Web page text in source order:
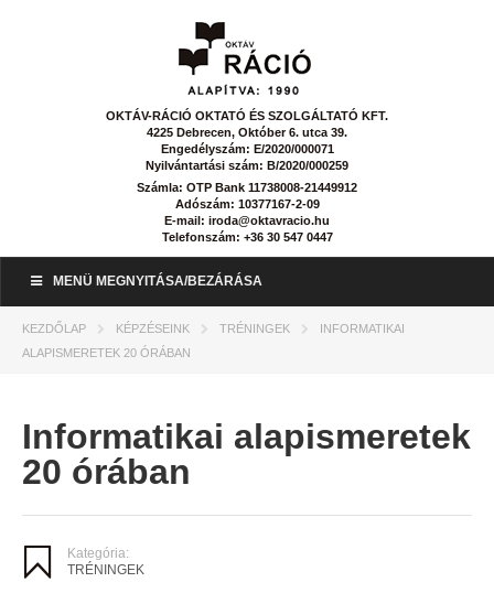
OKTÁV-RÁCIÓ OKTATÓ ÉS SZOLGÁLTATÓ KFT.
4225 Debrecen, Október 6. utca 39.
Engedélyszám: E/2020/000071
Nyilvántartási szám: B/2020/000259
Számla: OTP Bank 11738008-21449912
Adószám: 10377167-2-09
E-mail: iroda@oktavracio.hu
Telefonszám: +36 30 547 0447
MENÜ MEGNYITÁSA/BEZÁRÁSA
KEZDŐLAP KÉPZÉSEINK TRÉNINGEK
INFORMATIKAI
ALAPISMERETEK 20 ÓRÁBAN
Informatikai alapismeretek
20 órában
Kategória:
TRÉNINGEK